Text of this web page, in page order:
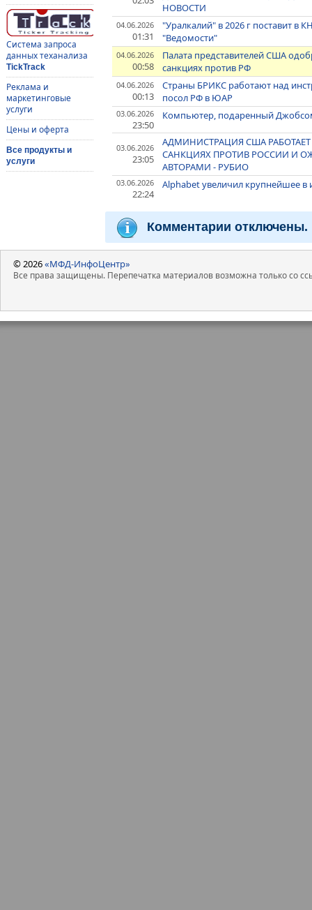
Система запроса
данных теханализа
TickTrack
Реклама и
маркетинговые
услуги
Цены и оферта
Все продукты и
услуги
НОВОСТИ
04.06.2026
01:31
"Уралкалий" в 2026 г поставит в
"Ведомости"
04.06.2026
00:58
Палата представителей США
санкциях против РФ
04.06.2026
00:13
Страны БРИКС работают над
посол РФ в ЮАР
03.06.2026
23:50
Компьютер, подаренный
03.06.2026
23:05
АДМИНИСТРАЦИЯ США
САНКЦИЯХ ПРОТИВ РОССИИ И
АВТОРАМИ - РУБИО
03.06.2026
22:24
Alphabet увеличил крупнейшее
Комментарии отключены.
© 2026«МФД-ИнфоЦентр»
Все права защищены. Перепечатка материалов возможна только со